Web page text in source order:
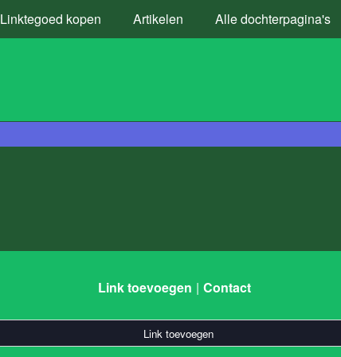
Linktegoed kopen Artikelen Alle dochterpagina's
Link toevoegen Contact
Link toevoegen